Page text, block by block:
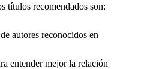
títulos recomendados son:
autores reconocidos en
entender mejor la relación